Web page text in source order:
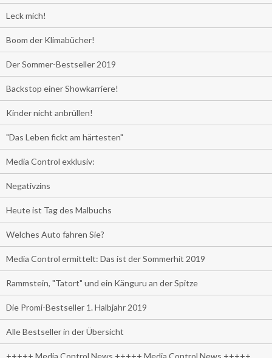
Leck mich!
Boom der Klimabücher!
Der Sommer-Bestseller 2019
Backstop einer Showkarriere!
Kinder nicht anbrüllen!
"Das Leben fickt am härtesten"
Media Control exklusiv:
Negativzins
Heute ist Tag des Malbuchs
Welches Auto fahren Sie?
Media Control ermittelt: Das ist der Sommerhit 2019
Rammstein, "Tatort" und ein Känguru an der Spitze
Die Promi-Bestseller 1. Halbjahr 2019
Alle Bestseller in der Übersicht
+++++ Media Control News +++++ Media Control News +++++